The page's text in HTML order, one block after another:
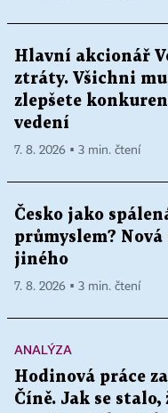
Hlavní akcionář
ztráty. Všichni
zlepšete
vedení
7. 8. 2026 ▪ 3 min. čtení
Česko jako
průmyslem?
jiného
7. 8. 2026 ▪ 3 min. čtení
ANALÝZA
Hodinová práce
Číně. Jak se stalo,